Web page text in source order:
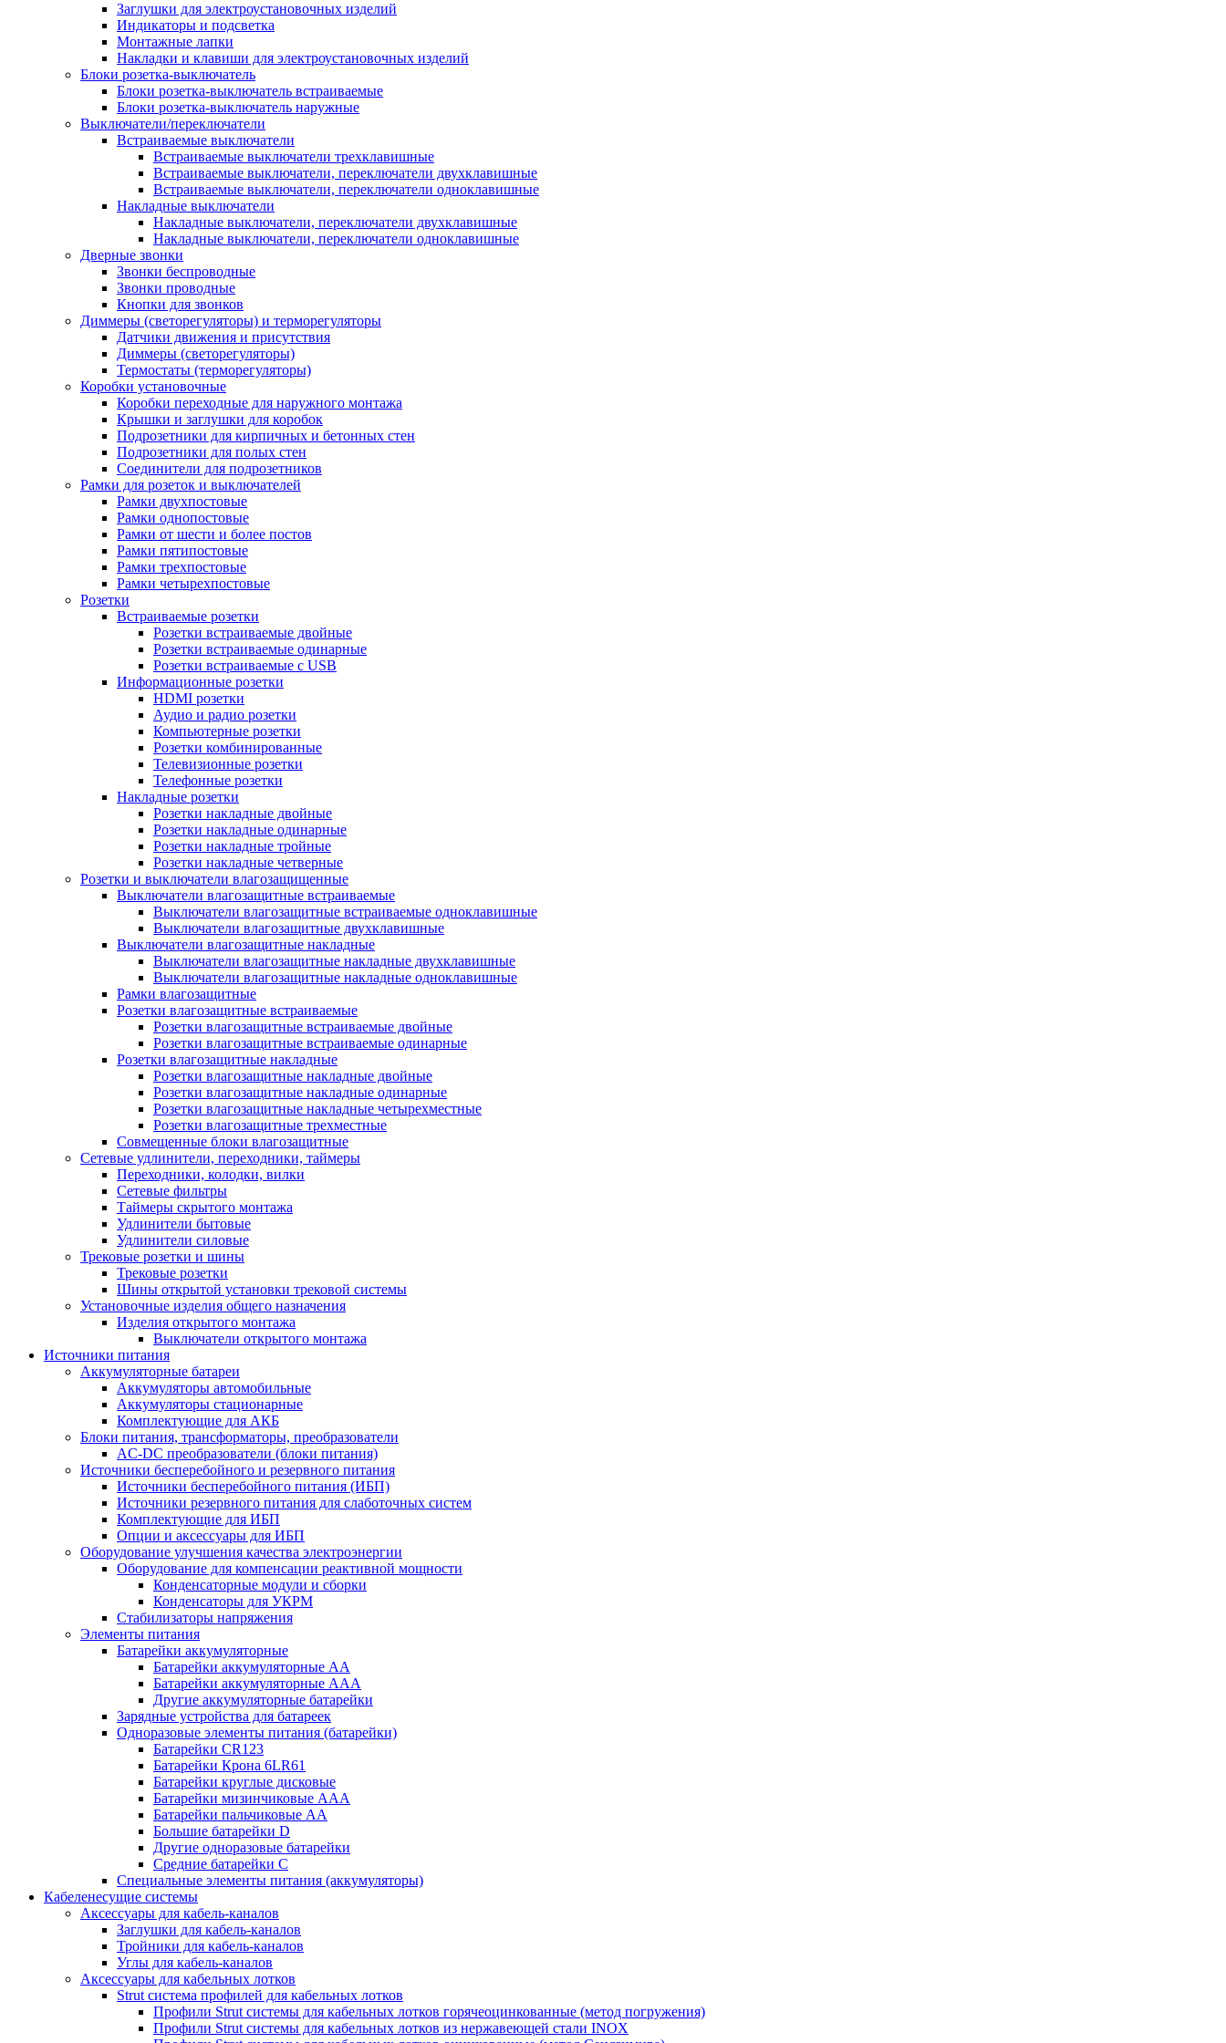
Заглушки для электроустановочных изделий
Индикаторы и подсветка
Монтажные лапки
Накладки и клавиши для электроустановочных изделий
Блоки розетка-выключатель
Блоки розетка-выключатель встраиваемые
Блоки розетка-выключатель наружные
Выключатели/переключатели
Встраиваемые выключатели
Встраиваемые выключатели трехклавишные
Встраиваемые выключатели, переключатели двухклавишные
Встраиваемые выключатели, переключатели одноклавишные
Накладные выключатели
Накладные выключатели, переключатели двухклавишные
Накладные выключатели, переключатели одноклавишные
Дверные звонки
Звонки беспроводные
Звонки проводные
Кнопки для звонков
Диммеры (светорегуляторы) и терморегуляторы
Датчики движения и присутствия
Диммеры (светорегуляторы)
Термостаты (терморегуляторы)
Коробки установочные
Коробки переходные для наружного монтажа
Крышки и заглушки для коробок
Подрозетники для кирпичных и бетонных стен
Подрозетники для полых стен
Соединители для подрозетников
Рамки для розеток и выключателей
Рамки двухпостовые
Рамки однопостовые
Рамки от шести и более постов
Рамки пятипостовые
Рамки трехпостовые
Рамки четырехпостовые
Розетки
Встраиваемые розетки
Розетки встраиваемые двойные
Розетки встраиваемые одинарные
Розетки встраиваемые с USB
Информационные розетки
HDMI розетки
Аудио и радио розетки
Компьютерные розетки
Розетки комбинированные
Телевизионные розетки
Телефонные розетки
Накладные розетки
Розетки накладные двойные
Розетки накладные одинарные
Розетки накладные тройные
Розетки накладные четверные
Розетки и выключатели влагозащищенные
Выключатели влагозащитные встраиваемые
Выключатели влагозащитные встраиваемые одноклавишные
Выключатели влагозащитные двухклавишные
Выключатели влагозащитные накладные
Выключатели влагозащитные накладные двухклавишные
Выключатели влагозащитные накладные одноклавишные
Рамки влагозащитные
Розетки влагозащитные встраиваемые
Розетки влагозащитные встраиваемые двойные
Розетки влагозащитные встраиваемые одинарные
Розетки влагозащитные накладные
Розетки влагозащитные накладные двойные
Розетки влагозащитные накладные одинарные
Розетки влагозащитные накладные четырехместные
Розетки влагозащитные трехместные
Совмещенные блоки влагозащитные
Сетевые удлинители, переходники, таймеры
Переходники, колодки, вилки
Сетевые фильтры
Таймеры скрытого монтажа
Удлинители бытовые
Удлинители силовые
Трековые розетки и шины
Трековые розетки
Шины открытой установки трековой системы
Установочные изделия общего назначения
Изделия открытого монтажа
Выключатели открытого монтажа
Источники питания
Аккумуляторные батареи
Аккумуляторы автомобильные
Аккумуляторы стационарные
Комплектующие для АКБ
Блоки питания, трансформаторы, преобразователи
AC-DC преобразователи (блоки питания)
Источники бесперебойного и резервного питания
Источники бесперебойного питания (ИБП)
Источники резервного питания для слаботочных систем
Комплектующие для ИБП
Опции и аксессуары для ИБП
Оборудование улучшения качества электроэнергии
Оборудование для компенсации реактивной мощности
Конденсаторные модули и сборки
Конденсаторы для УКРМ
Стабилизаторы напряжения
Элементы питания
Батарейки аккумуляторные
Батарейки аккумуляторные АА
Батарейки аккумуляторные ААА
Другие аккумуляторные батарейки
Зарядные устройства для батареек
Одноразовые элементы питания (батарейки)
Батарейки CR123
Батарейки Крона 6LR61
Батарейки круглые дисковые
Батарейки мизинчиковые ААА
Батарейки пальчиковые АА
Большие батарейки D
Другие одноразовые батарейки
Средние батарейки C
Специальные элементы питания (аккумуляторы)
Кабеленесущие системы
Аксессуары для кабель-каналов
Заглушки для кабель-каналов
Тройники для кабель-каналов
Углы для кабель-каналов
Аксессуары для кабельных лотков
Strut система профилей для кабельных лотков
Профили Strut системы для кабельных лотков горячеоцинкованные (метод погружения)
Профили Strut системы для кабельных лотков из нержавеющей стали INOX